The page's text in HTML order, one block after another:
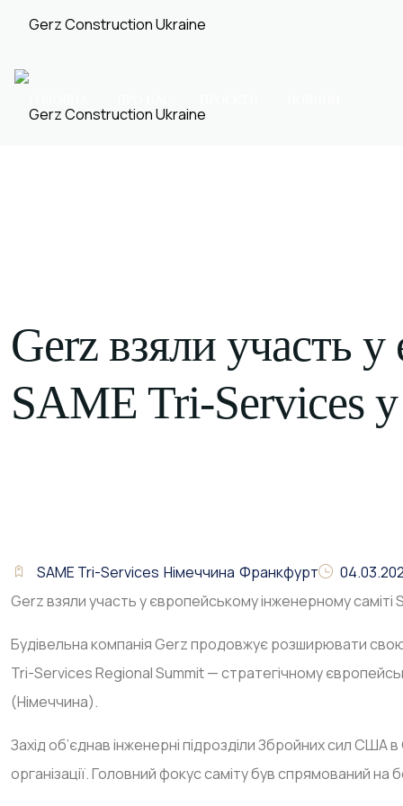
Gerz взяли участь
SAME Tri-Services
SAME Tri-Services Німеччина Франкфурт
Gerz взяли участь у європейському інженерному
Будівельна компанія Gerz продовжує розширювати
Tri-Services Regional Summit — стратегічному
(Німеччина).
Захід об’єднав інженерні підрозділи Збройних сил
організації. Головний фокус саміту був спрямований на